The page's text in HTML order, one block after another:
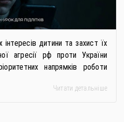
дитини та захист їх
агресії рф проти України
напрямків роботи
використання дітей у
Читати детальніше